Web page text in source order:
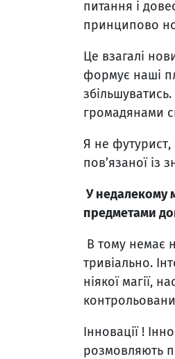
питання і
принципово
Це взагалі
формує наші
громадянами
Я не футурист,
пов’язаної із
У недалекому
предметами
В тому немає
тривіально.
ніякої магії,
Інновації !
розмовляють